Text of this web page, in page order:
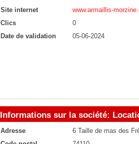
Site internet
www.armaillis-
Clics
0
Date de validation
05-06-2024
Informations sur la société:
Adresse
6 Taille de mas des